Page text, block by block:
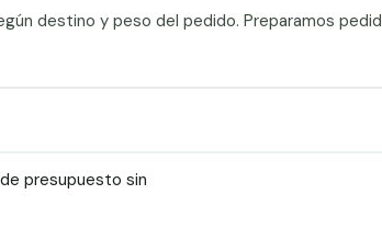
destino y peso del pedido. Preparamos
presupuesto sin